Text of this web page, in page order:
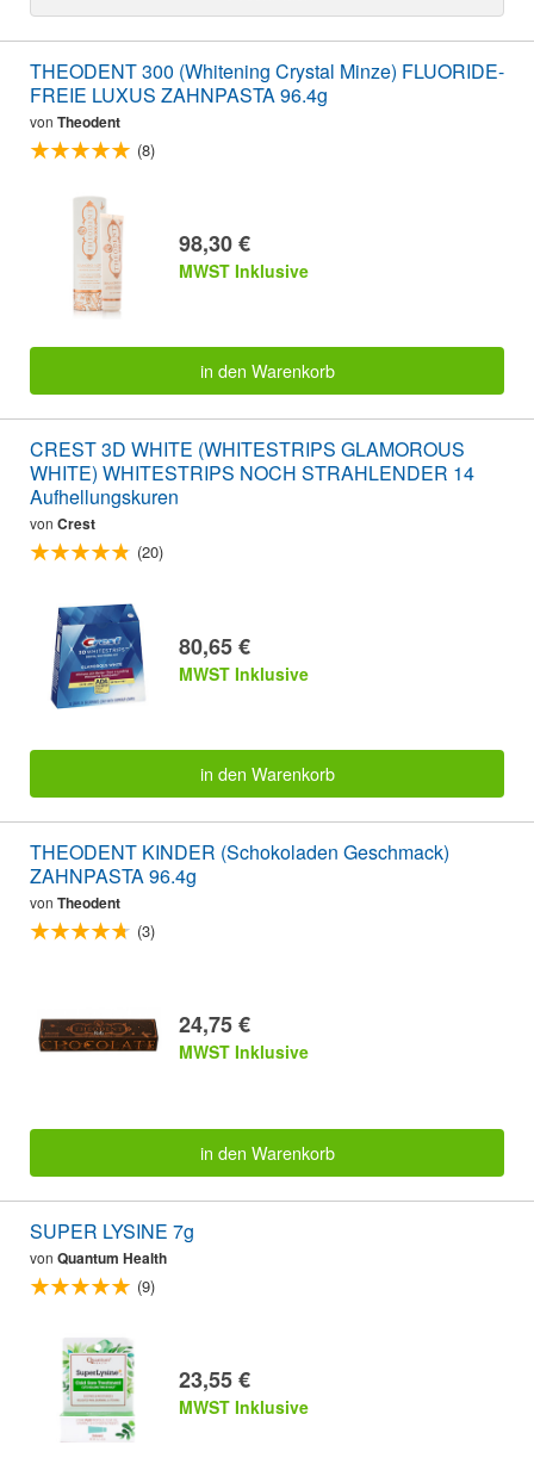
THEODENT 300 (Whitening Crystal Minze) FLUORIDE-
FREIE LUXUS ZAHNPASTA 96.4g
von Theodent
(8)
98,30 €
MWST Inklusive
in den Warenkorb
CREST 3D WHITE (WHITESTRIPS GLAMOROUS
WHITE) WHITESTRIPS NOCH STRAHLENDER 14
Aufhellungskuren
von Crest
(20)
80,65 €
MWST Inklusive
in den Warenkorb
THEODENT KINDER (Schokoladen Geschmack)
ZAHNPASTA 96.4g
von Theodent
(3)
24,75 €
MWST Inklusive
in den Warenkorb
SUPER LYSINE 7g
von Quantum Health
(9)
23,55 €
MWST Inklusive